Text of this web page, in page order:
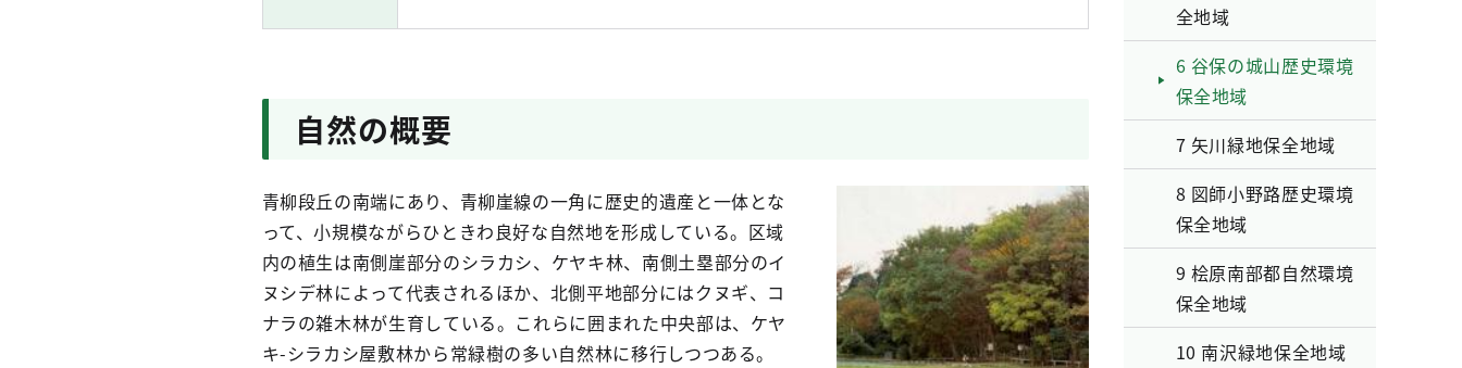
自然の概要
青柳段丘の南端にあり、青柳崖線の一角に歴史的遺産と一体とな
って、小規模ながらひときわ良好な自然地を形成している。区域
内の植生は南側崖部分のシラカシ、ケヤキ林、南側土塁部分のイ
ヌシデ林によって代表されるほか、北側平地部分にはクヌギ、コ
ナラの雑木林が生育している。これらに囲まれた中央部は、ケヤ
キ-シラカシ屋敷林から常緑樹の多い自然林に移行しつつある。
全地域
6 谷保の城山歴史環境
保全地域
7 矢川緑地保全地域
8 図師小野路歴史環境
保全地域
9 桧原南部都自然環境
保全地域
10 南沢緑地保全地域